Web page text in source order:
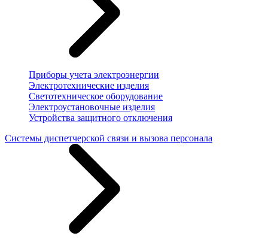
Приборы учета электроэнергии
Электротехнические изделия
Светотехническое оборудование
Электроустановочные изделия
Устройства защитного отключения
Системы диспетчерской связи и вызова персонала